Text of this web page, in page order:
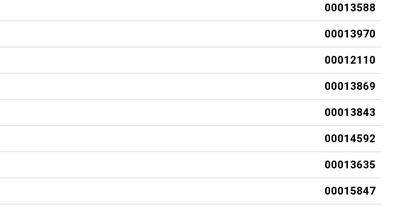
00013588
00013970
00012110
00013869
00013843
00014592
00013635
00015847